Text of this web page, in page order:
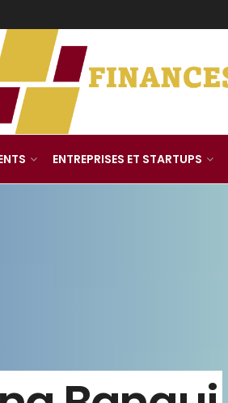
ENTREPRISES ET STARTUPS